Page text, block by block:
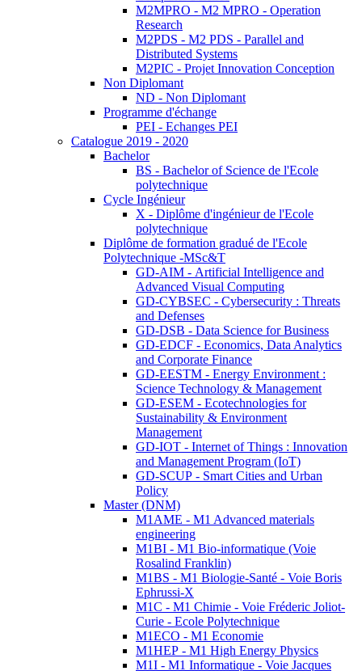
M2MPRO - M2 MPRO - Operation
Research
M2PDS - M2 PDS - Parallel and
Distributed Systems
M2PIC - Projet Innovation Conception
Non Diplomant
ND - Non Diplomant
Programme d'échange
PEI - Echanges PEI
Catalogue 2019 - 2020
Bachelor
BS - Bachelor of Science de l'Ecole
polytechnique
Cycle Ingénieur
X - Diplôme d'ingénieur de l'Ecole
polytechnique
Diplôme de formation gradué de l'Ecole
Polytechnique -MSc&T
GD-AIM - Artificial Intelligence and
Advanced Visual Computing
GD-CYBSEC - Cybersecurity : Threats
and Defenses
GD-DSB - Data Science for Business
GD-EDCF - Economics, Data Analytics
and Corporate Finance
GD-EESTM - Energy Environment :
Science Technology & Management
GD-ESEM - Ecotechnologies for
Sustainability & Environment
Management
GD-IOT - Internet of Things : Innovation
and Management Program (IoT)
GD-SCUP - Smart Cities and Urban
Policy
Master (DNM)
M1AME - M1 Advanced materials
engineering
M1BI - M1 Bio-informatique (Voie
Rosalind Franklin)
M1BS - M1 Biologie-Santé - Voie Boris
Ephrussi-X
M1C - M1 Chimie - Voie Fréderic Joliot-
Curie - Ecole Polytechnique
M1ECO - M1 Economie
M1HEP - M1 High Energy Physics
M1I - M1 Informatique - Voie Jacques